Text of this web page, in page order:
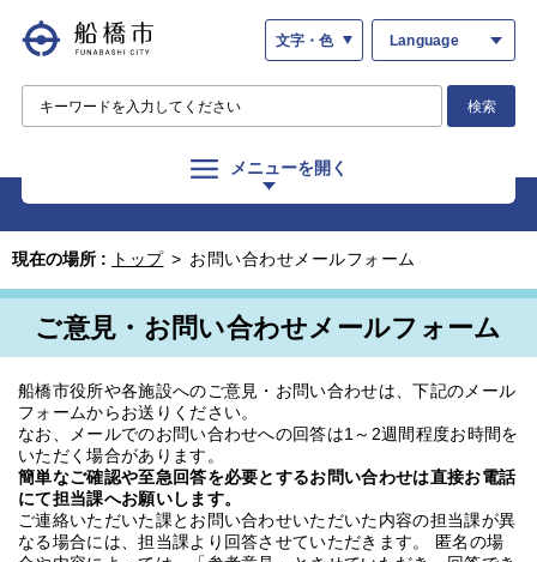
文字・色 Language
検索
メニューを開く
現在の場所 : トップ > お問い合わせメールフォーム
ご意見・お問い合わせメールフォーム
船橋市役所や各施設へのご意見・お問い合わせは、下記のメール
フォームからお送りください。
なお、メールでのお問い合わせへの回答は1～2週間程度お時間を
いただく場合があります。
簡単なご確認や至急回答を必要とするお問い合わせは直接お電話
にて担当課へお願いします。
ご連絡いただいた課とお問い合わせいただいた内容の担当課が異
なる場合には、担当課より回答させていただきます。 匿名の場